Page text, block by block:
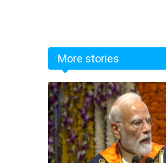
More stories